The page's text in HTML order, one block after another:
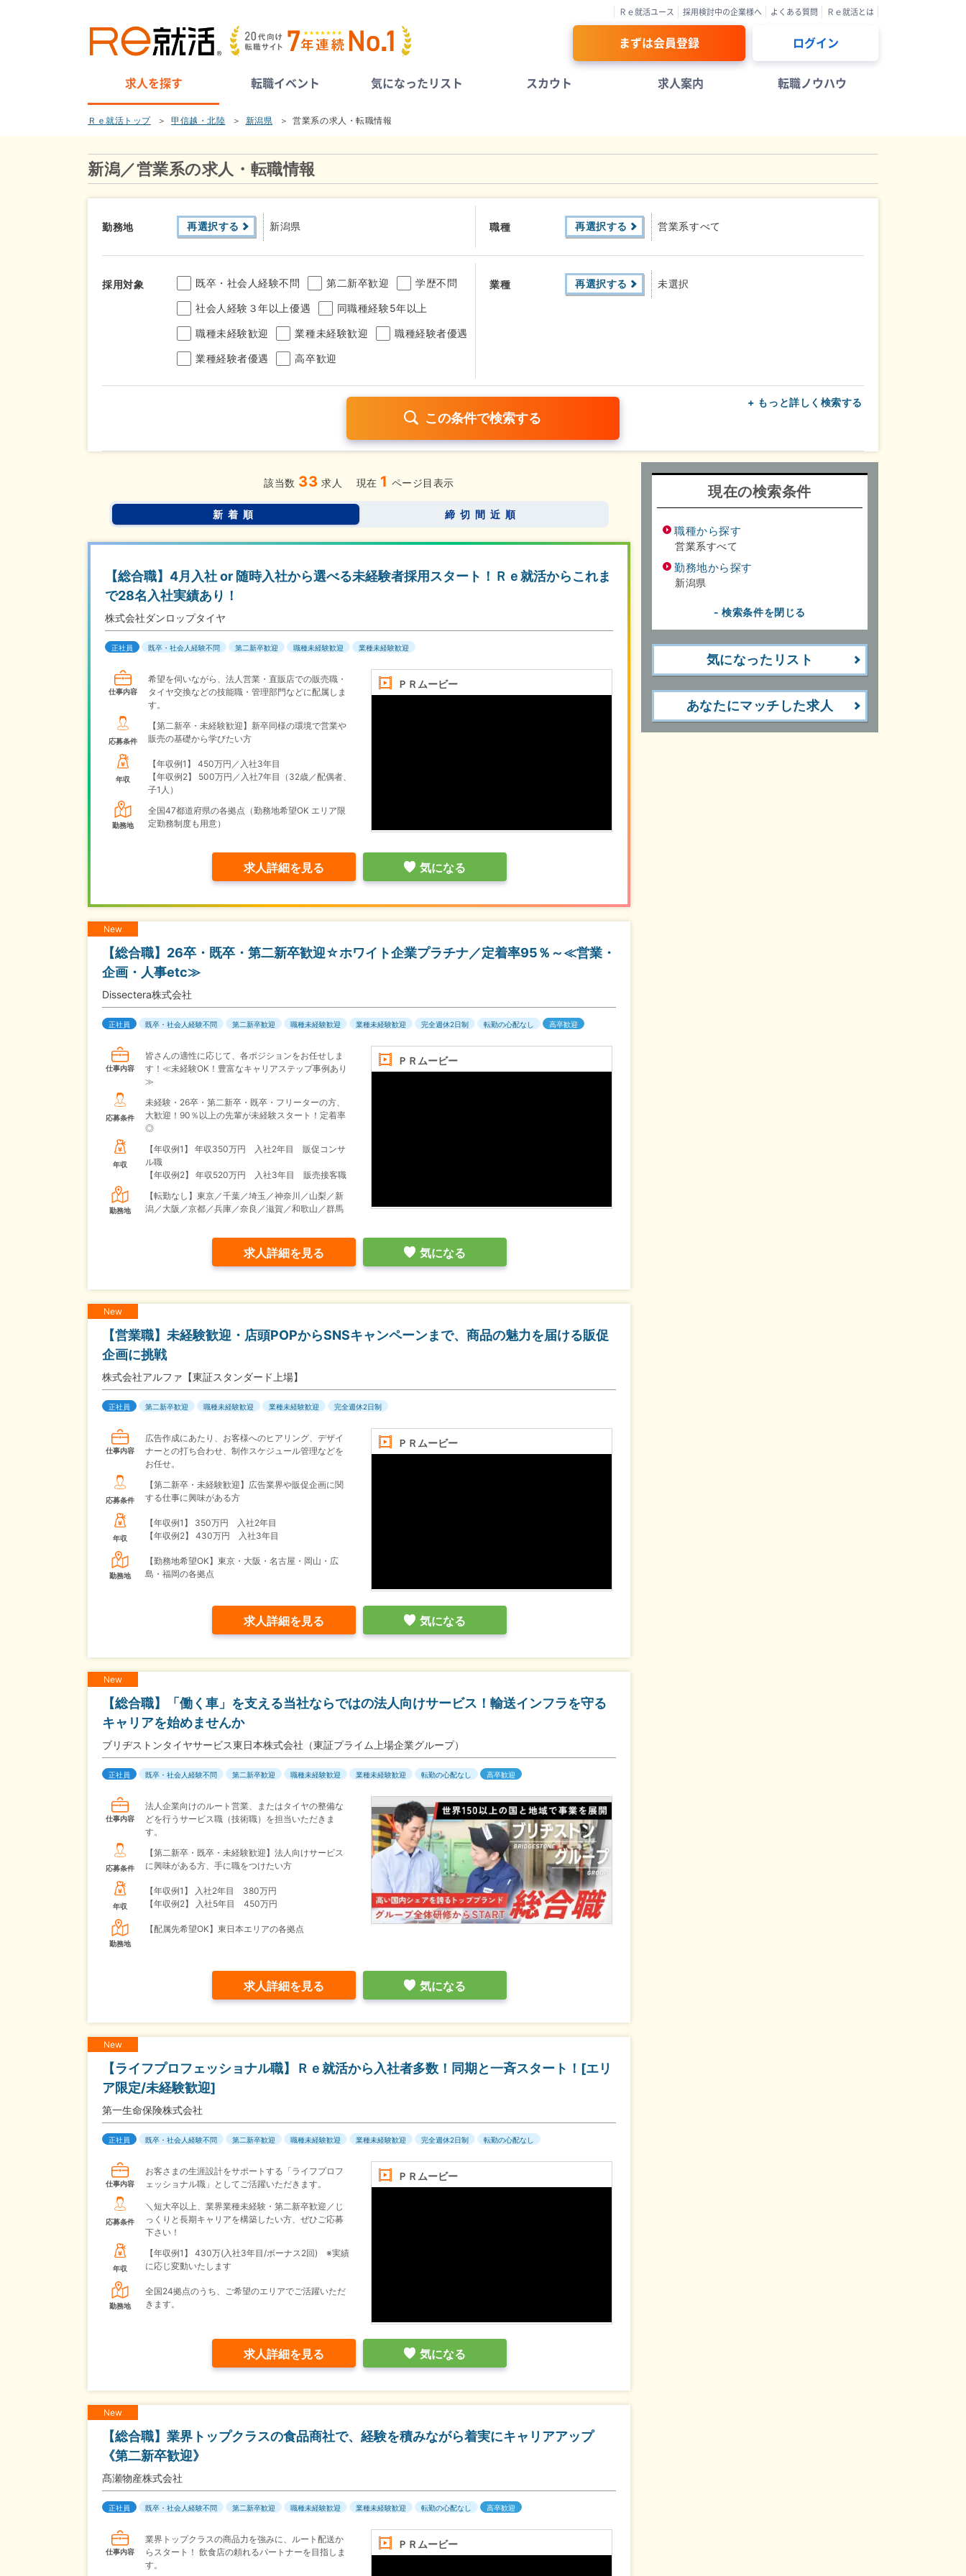
Ｒｅ就活ユース 採用検討中の企業様へ よくある質問 Ｒｅ就活とは
まずは会員登録 ログイン
求人を探す 転職イベント 気になったリスト スカウト 求人案内 転職ノウハウ
Ｒｅ就活トップ 甲信越・北陸 新潟県 営業系の求人・転職情報
新潟／営業系の求人・転職情報
勤務地 再選択する 新潟県 職種 再選択する 営業系すべて
採用対象 既卒・社会人経験不問 第二新卒歓迎 学歴不問
社会人経験３年以上優遇 同職種経験5年以上
職種未経験歓迎 業種未経験歓迎 職種経験者優遇
業種経験者優遇 高卒歓迎
業種 再選択する 未選択
完全週休2日制 年間休日120日以上 残業少なめ（1日1時間以内）
土日面接OK 書類選考なし
+ もっと詳しく検索する
該当数 33 求人 現在 1 ページ目表示
新着順 締切間近順
【総合職】4月入社 or 随時入社から選べる未経験者採用スタート！Ｒｅ就活からこれま
で28名入社実績あり！
株式会社ダンロップタイヤ
正社員 既卒・社会人経験不問 第二新卒歓迎 職種未経験歓迎 業種未経験歓迎
ＰＲムービー
仕事内容
希望を伺いながら、法人営業・直販店での販売職・
タイヤ交換などの技能職・管理部門などに配属しま
す。
応募条件
【第二新卒・未経験歓迎】新卒同様の環境で営業や
販売の基礎から学びたい方
年収
【年収例1】
450万円／入社3年目
【年収例2】
500万円／入社7年目（32歳／配偶者、
子1人）
勤務地
全国47都道府県の各拠点（勤務地希望OK エリア限
定勤務制度も用意）
求人詳細を見る 気になる
New
【総合職】26卒・既卒・第二新卒歓迎☆ホワイト企業プラチナ／定着率95％～≪営業・
企画・人事etc≫
Dissectera株式会社
正社員 既卒・社会人経験不問 第二新卒歓迎 職種未経験歓迎 業種未経験歓迎 完全週休2日制 転勤の心配なし 高卒歓迎
ＰＲムービー
仕事内容
皆さんの適性に応じて、各ポジションをお任せしま
す！≪未経験OK！豊富なキャリアステップ事例あり
≫
応募条件
未経験・26卒・第二新卒・既卒・フリーターの方、
大歓迎！90％以上の先輩が未経験スタート！定着率
◎
年収
【年収例1】
年収350万円 入社2年目 販促コンサ
ル職
【年収例2】
年収520万円 入社3年目 販売接客職
勤務地
【転勤なし】東京／千葉／埼玉／神奈川／山梨／新
潟／大阪／京都／兵庫／奈良／滋賀／和歌山／群馬
求人詳細を見る 気になる
New
【営業職】未経験歓迎・店頭POPからSNSキャンペーンまで、商品の魅力を届ける販促
企画に挑戦
株式会社アルファ【東証スタンダード上場】
正社員 第二新卒歓迎 職種未経験歓迎 業種未経験歓迎 完全週休2日制
ＰＲムービー
仕事内容
広告作成にあたり、お客様へのヒアリング、デザイ
ナーとの打ち合わせ、制作スケジュール管理などを
お任せ。
応募条件
【第二新卒・未経験歓迎】広告業界や販促企画に関
する仕事に興味がある方
年収
【年収例1】
350万円 入社2年目
【年収例2】
430万円 入社3年目
勤務地
【勤務地希望OK】東京・大阪・名古屋・岡山・広
島・福岡の各拠点
求人詳細を見る 気になる
New
【総合職】「働く車」を支える当社ならではの法人向けサービス！輸送インフラを守る
キャリアを始めませんか
ブリヂストンタイヤサービス東日本株式会社（東証プライム上場企業グループ）
正社員 既卒・社会人経験不問 第二新卒歓迎 職種未経験歓迎 業種未経験歓迎 転勤の心配なし 高卒歓迎
仕事内容
法人企業向けのルート営業、またはタイヤの整備な
どを行うサービス職（技術職）を担当いただきま
す。
応募条件
【第二新卒・既卒・未経験歓迎】法人向けサービス
に興味がある方、手に職をつけたい方
年収
【年収例1】
入社2年目 380万円
【年収例2】
入社5年目 450万円
勤務地
【配属先希望OK】東日本エリアの各拠点
求人詳細を見る 気になる
New
【ライフプロフェッショナル職】Ｒｅ就活から入社者多数！同期と一斉スタート！[エリ
ア限定/未経験歓迎]
第一生命保険株式会社
正社員 既卒・社会人経験不問 第二新卒歓迎 職種未経験歓迎 業種未経験歓迎 完全週休2日制 転勤の心配なし
ＰＲムービー
仕事内容
お客さまの生涯設計をサポートする「ライフプロフ
ェッショナル職」としてご活躍いただきます。
応募条件
＼短大卒以上、業界業種未経験・第二新卒歓迎／じ
っくりと長期キャリアを構築したい方、ぜひご応募
下さい！
年収
【年収例1】
430万(入社3年目/ボーナス2回) ※実績
に応じ変動いたします
勤務地
全国24拠点のうち、ご希望のエリアでご活躍いただ
きます。
求人詳細を見る 気になる
New
【総合職】業界トップクラスの食品商社で、経験を積みながら着実にキャリアアップ
《第二新卒歓迎》
髙瀬物産株式会社
正社員 既卒・社会人経験不問 第二新卒歓迎 職種未経験歓迎 業種未経験歓迎 転勤の心配なし 高卒歓迎
ＰＲムービー
仕事内容
業界トップクラスの商品力を強みに、ルート配送か
らスタート！ 飲食店の頼れるパートナーを目指しま
す。
現在の検索条件
職種から探す
営業系すべて
勤務地から探す
新潟県
- 検索条件を閉じる
気になったリスト
あなたにマッチした求人